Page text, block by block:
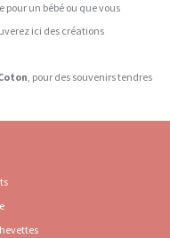
un bébé ou que vous
ici des créations
, pour des souvenirs tendres